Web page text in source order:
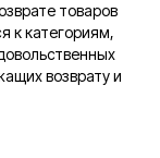
товаров
к категориям,
возврату и